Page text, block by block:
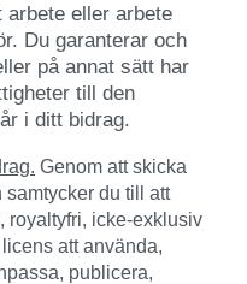
arbete eller arbete
Du garanterar och
på annat sätt har
till den
i ditt bidrag.
Genom att skicka
du till att
royaltyfri, icke-exklusiv
att använda,
publicera,